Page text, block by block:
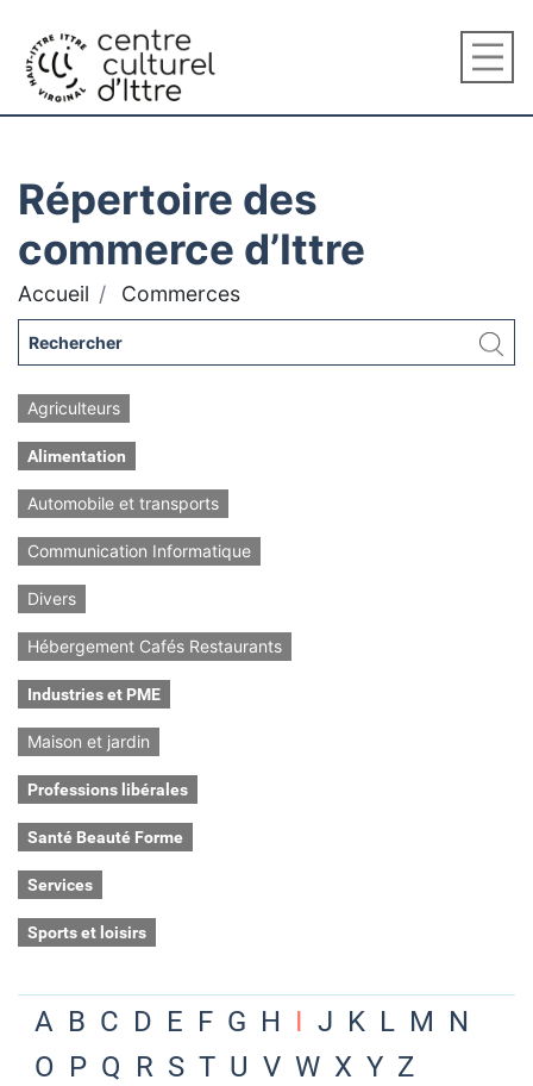
Répertoire des
commerce d’Ittre
Accueil Commerces
Agriculteurs
Alimentation
Automobile et transports
Communication Informatique
Divers
Hébergement Cafés Restaurants
Industries et PME
Maison et jardin
Professions libérales
Santé Beauté Forme
Services
Sports et loisirs
A B C D E F G H I J K L M N
O P Q R S T U V W X Y Z